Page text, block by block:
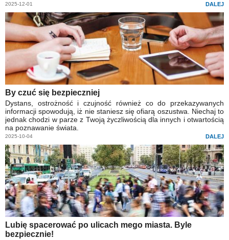
2025-12-01 DALEJ
By czuć się bezpieczniej
Dystans, ostrożność i czujność również co do przekazywanych
informacji spowodują, iż nie staniesz się ofiarą oszustwa. Niechaj to
jednak chodzi w parze z Twoją życzliwością dla innych i otwartością
na poznawanie świata.
2025-10-04 DALEJ
Lubię spacerować po ulicach mego miasta. Byle
bezpiecznie!